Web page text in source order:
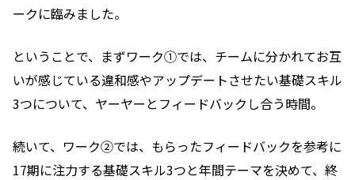
ークに臨みました。
ということで、まずワーク①では、チームに分かれてお互
いが感じている違和感やアップデートさせたい基礎スキル
3つについて、ヤーヤーとフィードバックし合う時間。
続いて、ワーク②では、もらったフィードバックを参考に
17期に注力する基礎スキル3つと年間テーマを決めて、終